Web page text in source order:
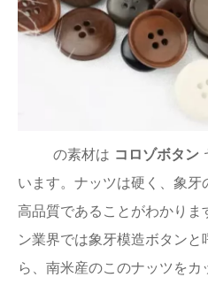
の素材は コロゾボタン
います。ナッツは硬く、象
高品質であることがわかりま
ン業界では象牙模造ボタン
ら、南米産のこのナッツを